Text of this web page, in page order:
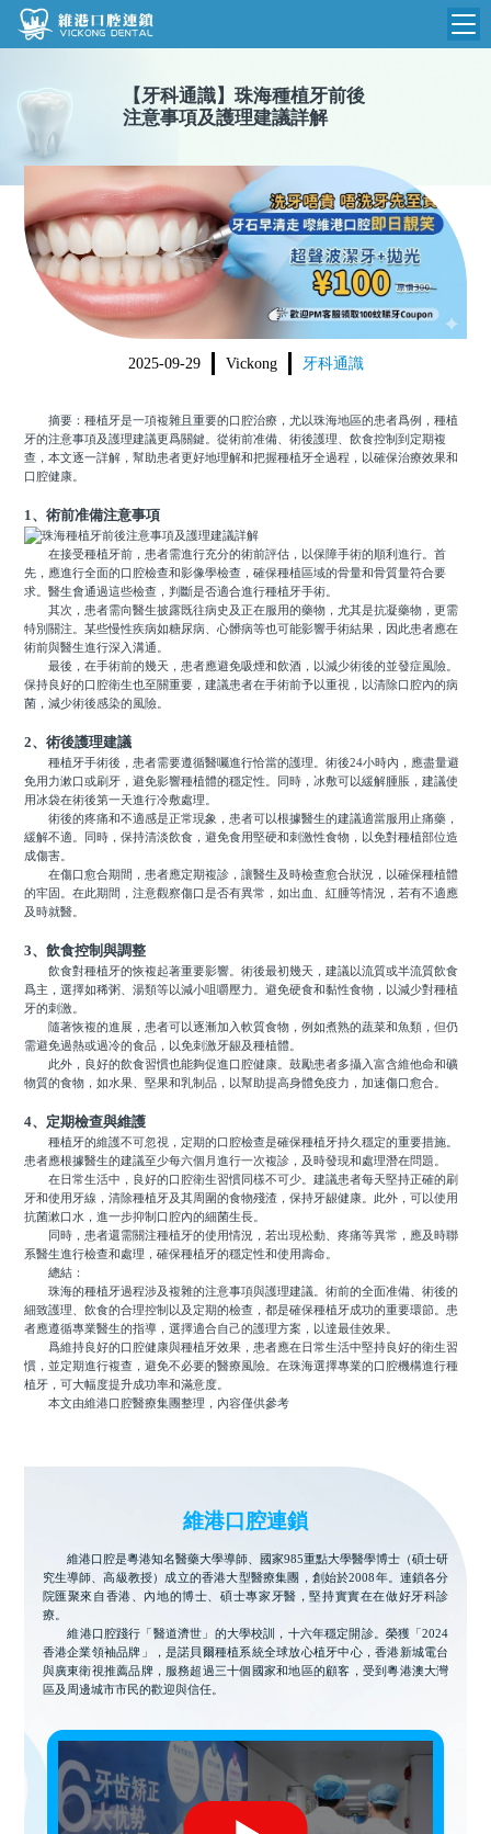
維港首頁
品牌介紹
環境設備
醫院新聞
收費標準
N
收費總表
植牙收費
根管收費
美學收費
箍牙收費
醫生團隊
門診時間
【 牙科通識】 珠海種植牙前後
注意事項及護理建議詳解
2025-09-29 Vickong 牙科通識
摘要：種植牙是一項複雜且重要的口腔治療，尤以珠海地區的患者爲例，種植
牙的注意事項及護理建議更爲關鍵。從術前准備、術後護理、飲食控制到定期複
查，本文逐一詳解，幫助患者更好地理解和把握種植牙全過程，以確保治療效果和
口腔健康。
1、術前准備注意事項
在接受種植牙前，患者需進行充分的術前評估，以保障手術的順利進行。首
先，應進行全面的口腔檢查和影像學檢查，確保種植區域的骨量和骨質量符合要
求。醫生會通過這些檢查，判斷是否適合進行種植牙手術。
其次，患者需向醫生披露既往病史及正在服用的藥物，尤其是抗凝藥物，更需
特別關注。某些慢性疾病如糖尿病、心髒病等也可能影響手術結果，因此患者應在
術前與醫生進行深入溝通。
最後，在手術前的幾天，患者應避免吸煙和飲酒，以減少術後的並發症風險。
保持良好的口腔衛生也至關重要，建議患者在手術前予以重視，以清除口腔內的病
菌，減少術後感染的風險。
2、術後護理建議
種植牙手術後，患者需要遵循醫囑進行恰當的護理。術後24小時內，應盡量避
免用力漱口或刷牙，避免影響種植體的穩定性。同時，冰敷可以緩解腫脹，建議使
用冰袋在術後第一天進行冷敷處理。
術後的疼痛和不適感是正常現象，患者可以根據醫生的建議適當服用止痛藥，
緩解不適。同時，保持清淡飲食，避免食用堅硬和刺激性食物，以免對種植部位造
成傷害。
在傷口愈合期間，患者應定期複診，讓醫生及時檢查愈合狀況，以確保種植體
的牢固。在此期間，注意觀察傷口是否有異常，如出血、紅腫等情況，若有不適應
及時就醫。
3、飲食控制與調整
飲食對種植牙的恢複起著重要影響。術後最初幾天，建議以流質或半流質飲食
爲主，選擇如稀粥、湯類等以減小咀嚼壓力。避免硬食和黏性食物，以減少對種植
牙的刺激。
隨著恢複的進展，患者可以逐漸加入軟質食物，例如煮熟的蔬菜和魚類，但仍
需避免過熱或過冷的食品，以免刺激牙龈及種植體。
此外，良好的飲食習慣也能夠促進口腔健康。鼓勵患者多攝入富含維他命和礦
物質的食物，如水果、堅果和乳制品，以幫助提高身體免疫力，加速傷口愈合。
4、定期檢查與維護
種植牙的維護不可忽視，定期的口腔檢查是確保種植牙持久穩定的重要措施。
患者應根據醫生的建議至少每六個月進行一次複診，及時發現和處理潛在問題。
在日常生活中，良好的口腔衛生習慣同樣不可少。建議患者每天堅持正確的刷
牙和使用牙線，清除種植牙及其周圍的食物殘渣，保持牙龈健康。此外，可以使用
抗菌漱口水，進一步抑制口腔內的細菌生長。
同時，患者還需關注種植牙的使用情況，若出現松動、疼痛等異常，應及時聯
系醫生進行檢查和處理，確保種植牙的穩定性和使用壽命。
總結：
珠海的種植牙過程涉及複雜的注意事項與護理建議。術前的全面准備、術後的
細致護理、飲食的合理控制以及定期的檢查，都是確保種植牙成功的重要環節。患
者應遵循專業醫生的指導，選擇適合自己的護理方案，以達最佳效果。
爲維持良好的口腔健康與種植牙效果，患者應在日常生活中堅持良好的衛生習
慣，並定期進行複查，避免不必要的醫療風險。在珠海選擇專業的口腔機構進行種
植牙，可大幅度提升成功率和滿意度。
本文由維港口腔醫療集團整理，內容僅供參考
維港口腔連鎖
維港口腔是粵港知名醫藥大學導師、國家985重點大學醫學博士（碩士研
究生導師、高級教授）成立的香港大型醫療集團，創始於2008年。連鎖各分
院匯聚來自香港、內地的博士、碩士專家牙醫，堅持實實在在做好牙科診
療。
維港口腔踐行「醫道濟世」的大學校訓，十六年穩定開診。榮獲「2024
香港企業領袖品牌」，是諾貝爾種植系統全球放心植牙中心，香港新城電台
與廣東衛視推薦品牌，服務超過三十個國家和地區的顧客，受到粵港澳大灣
區及周邊城市市民的歡迎與信任。